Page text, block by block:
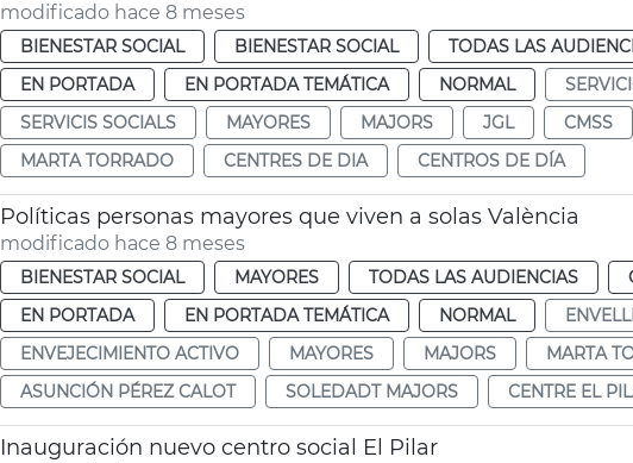
modificado hace 8 meses
BIENESTAR SOCIAL BIENESTAR SOCIAL TODAS LAS
EN PORTADA
EN PORTADA TEMÁTICA NORMAL
SERVICIS SOCIALS
MAYORES MAJORS JGL CMSS
MARTA TORRADO
CENTRES DE DIA CENTROS DE DÍA
Políticas personas mayores que viven a solas València
modificado hace 8 meses
BIENESTAR SOCIAL MAYORES TODAS LAS AUDIENCIAS
EN PORTADA
EN PORTADA TEMÁTICA NORMAL
ENVEJECIMIENTO ACTIVO
MAYORES MAJORS MARTA
ASUNCIÓN PÉREZ CALOT
SOLEDADT MAJORS CENTRE EL
Inauguración nuevo centro social El Pilar